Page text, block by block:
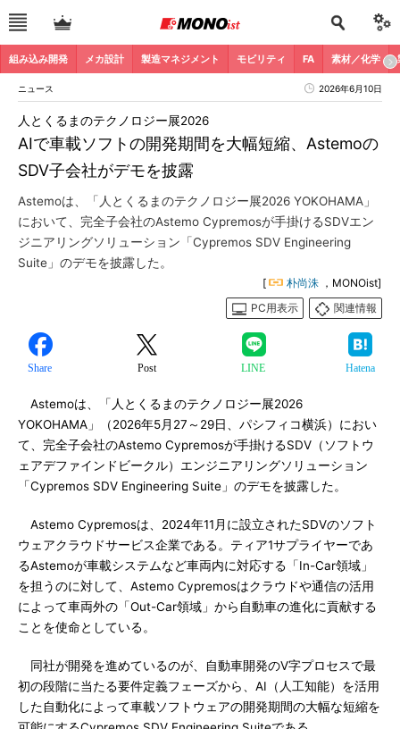
組み込み開発 メカ設計 製造マネジメント モビリティ FA 素材／化学
ニュース 2026年6月10日
AIで車載ソフトの開発期間を大幅短縮、Astemoの
SDV子会社がデモを披露
人とくるまのテクノロジー展2026
Astemoは、「人とくるまのテクノロジー展2026 YOKOHAMA」
において、完全子会社のAstemo Cypremosが手掛けるSDVエン
ジニアリングソリューション「Cypremos SDV Engineering
Suite」のデモを披露した。
[ 朴尚洙 ，MONOist]
PC用表示
関連情報
Share Post LINE Hatena
Astemoは、「人とくるまのテクノロジー展2026
YOKOHAMA」（2026年5月27～29日、パシフィコ横浜）におい
て、完全子会社のAstemo Cypremosが手掛けるSDV（ソフトウ
ェアデファインドビークル）エンジニアリングソリューション
「Cypremos SDV Engineering Suite」のデモを披露した。
Astemo Cypremosは、2024年11月に設立されたSDVのソフト
ウェアクラウドサービス企業である。ティア1サプライヤーであ
るAstemoが車載システムなど車両内に対応する「In-Car領域」
を担うのに対して、Astemo Cypremosはクラウドや通信の活用
によって車両外の「Out-Car領域」から自動車の進化に貢献する
ことを使命としている。
同社が開発を進めているのが、自動車開発のV字プロセスで最
初の段階に当たる要件定義フェーズから、AI（人工知能）を活用
した自動化によって車載ソフトウェアの開発期間の大幅な短縮を